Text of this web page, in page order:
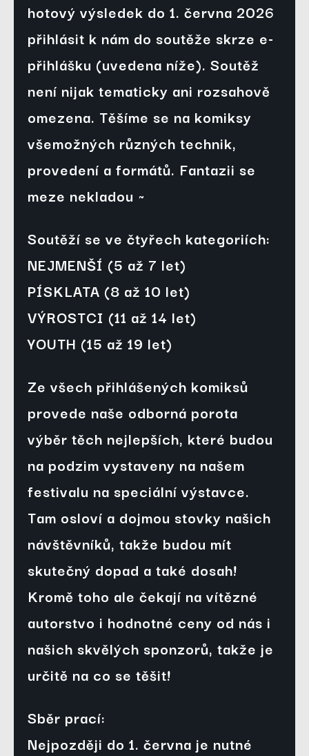
hotový výsledek do 1. června 2026
přihlásit k nám do soutěže skrze e-
přihlášku (uvedena níže). Soutěž
není nijak tematicky ani rozsahově
omezena. Těšíme se na komiksy
všemožných různých technik,
provedení a formátů. Fantazii se
meze nekladou ~
Soutěží se ve čtyřech kategoriích:
NEJMENŠÍ (5 až 7 let)
PÍSKLATA (8 až 10 let)
VÝROSTCI (11 až 14 let)
YOUTH (15 až 19 let)
Ze všech přihlášených komiksů
provede naše odborná porota
výběr těch nejlepších, které budou
na podzim vystaveny na našem
festivalu na speciální výstavce.
Tam osloví a dojmou stovky našich
návštěvníků, takže budou mít
skutečný dopad a také dosah!
Kromě toho ale čekají na vítězné
autorstvo i hodnotné ceny od nás i
našich skvělých sponzorů, takže je
určitě na co se těšit!
Sběr prací:
Nejpozději do 1. června je nutné